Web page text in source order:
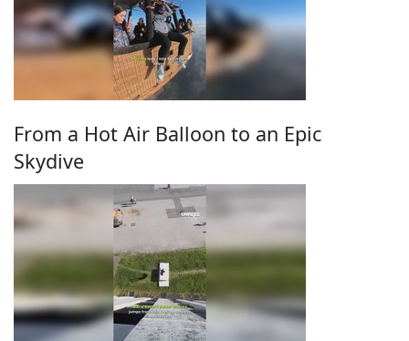
From a Hot Air Balloon to an Epic
Skydive